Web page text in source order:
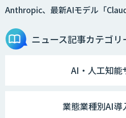
Anthropic、最新AIモデル「
ニュース記事カテゴリ
AI・人工知能
業態業種別AI導